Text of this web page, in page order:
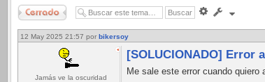
Cerrado
Búsqueda
12 May 2025 21:57 por bikersoy
Jamás ve la oscuridad
[SOLUCIONADO] Error
Me sale este error cuando quiero